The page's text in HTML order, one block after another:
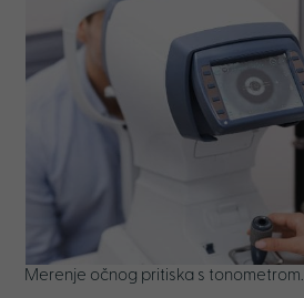
Merenje očnog pritiska s tonometrom.